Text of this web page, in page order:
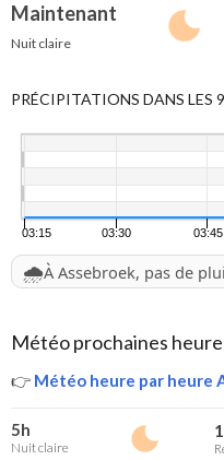
Maintenant
Nuit claire
PRÉCIPITATIONS DANS LES
03:15 03:30 03:45
🌧️À Assebroek, pas de
Météo prochaines
👉 Météo heure par heure
5h
Nuit claire